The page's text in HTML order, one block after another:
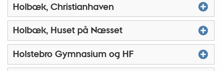
Holbæk, Christianhaven
Holbæk, Huset på Næsset
Holstebro Gymnasium og HF